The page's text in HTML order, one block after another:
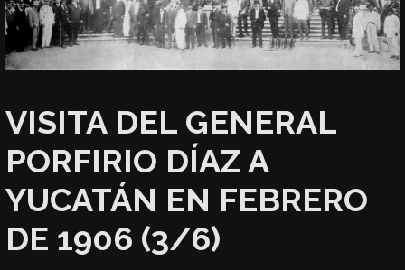
VISITA DEL GENERAL
PORFIRIO DÍAZ A
YUCATÁN EN FEBRERO
DE 1906 (3/6)